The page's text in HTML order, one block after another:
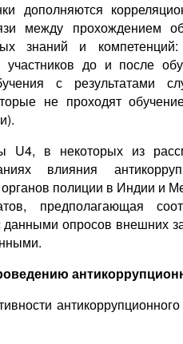
дополняются
между прохождением
знаний и
участников до и после
с результатами
не проходят
U4, в некоторых из
влияния
полиции в Индии и
предполагающая
опросов внешних